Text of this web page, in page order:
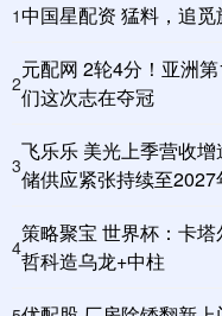
1中国星配资 猛料，追
2
元配网 2轮4分！亚洲
们这次志在夺冠
3
飞乐乐 美光上季营收
储供应紧张持续至
4
策略聚宝 世界杯：卡
哲科造乌龙+中柱